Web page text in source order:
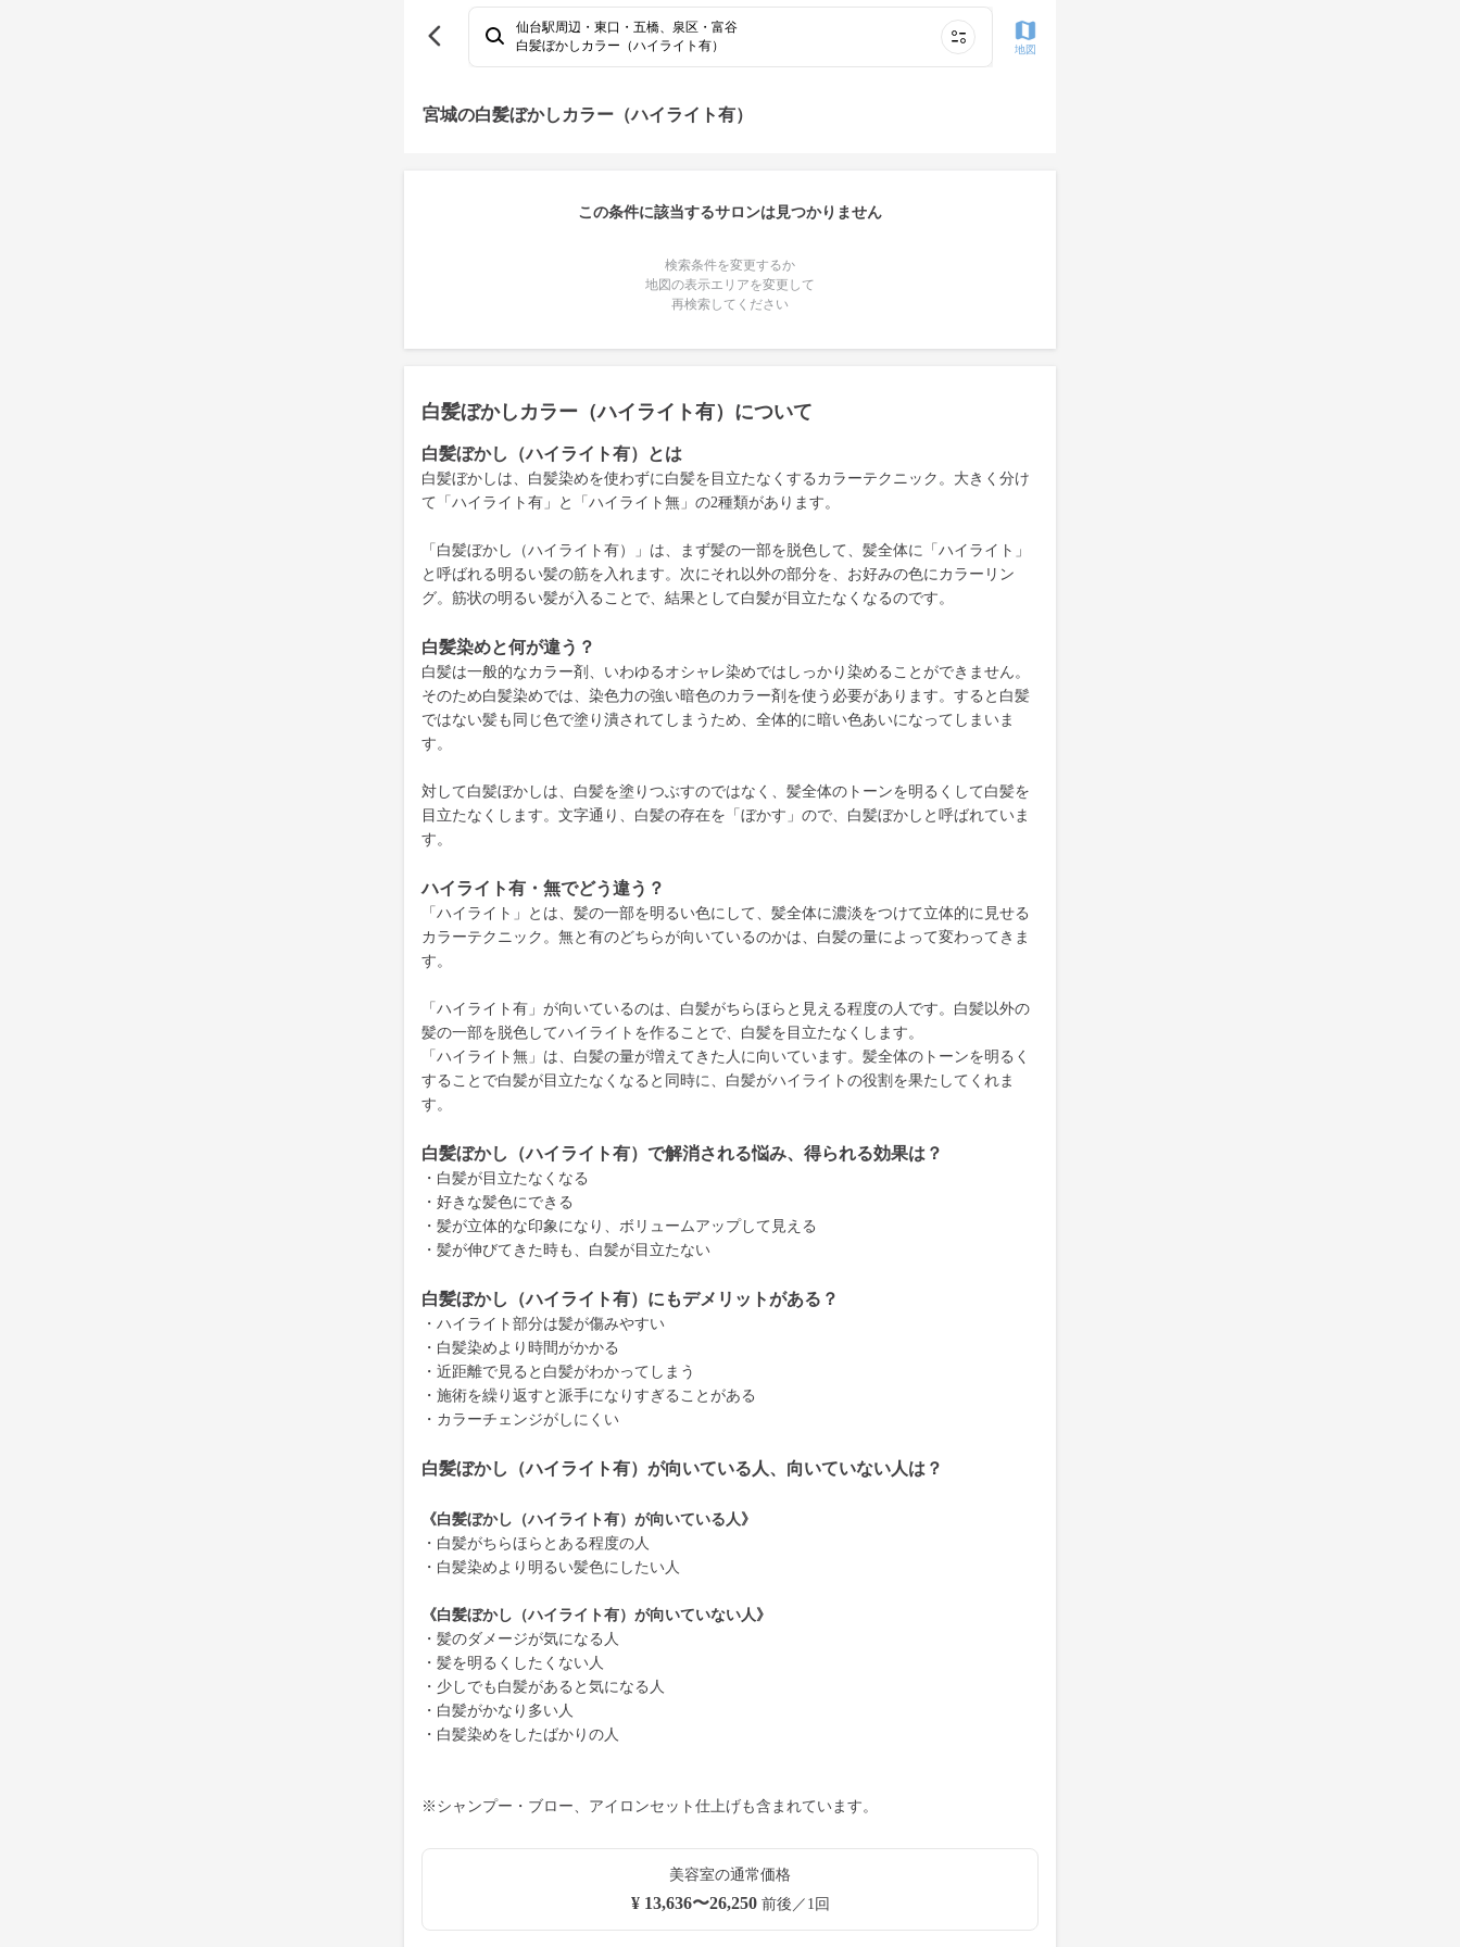
仙台駅周辺・東口・五橋、泉区・富谷
白髪ぼかしカラー（ハイライト有）
地図
宮城の白髪ぼかしカラー（ハイライト有）
この条件に該当するサロンは見つかりません
検索条件を変更するか
地図の表示エリアを変更して
再検索してください
白髪ぼかしカラー（ハイライト有）について
白髪ぼかし（ハイライト有）とは
白髪ぼかしは、白髪染めを使わずに白髪を目立たなくするカラーテクニック。大きく分け
て「ハイライト有」と「ハイライト無」の2種類があります。
「白髪ぼかし（ハイライト有）」は、まず髪の一部を脱色して、髪全体に「ハイライト」
と呼ばれる明るい髪の筋を入れます。次にそれ以外の部分を、お好みの色にカラーリン
グ。筋状の明るい髪が入ることで、結果として白髪が目立たなくなるのです。
白髪染めと何が違う？
白髪は一般的なカラー剤、いわゆるオシャレ染めではしっかり染めることができません。
そのため白髪染めでは、染色力の強い暗色のカラー剤を使う必要があります。すると白髪
ではない髪も同じ色で塗り潰されてしまうため、全体的に暗い色あいになってしまいま
す。
対して白髪ぼかしは、白髪を塗りつぶすのではなく、髪全体のトーンを明るくして白髪を
目立たなくします。文字通り、白髪の存在を「ぼかす」ので、白髪ぼかしと呼ばれていま
す。
ハイライト有・無でどう違う？
「ハイライト」とは、髪の一部を明るい色にして、髪全体に濃淡をつけて立体的に見せる
カラーテクニック。無と有のどちらが向いているのかは、白髪の量によって変わってきま
す。
「ハイライト有」が向いているのは、白髪がちらほらと見える程度の人です。白髪以外の
髪の一部を脱色してハイライトを作ることで、白髪を目立たなくします。
「ハイライト無」は、白髪の量が増えてきた人に向いています。髪全体のトーンを明るく
することで白髪が目立たなくなると同時に、白髪がハイライトの役割を果たしてくれま
す。
白髪ぼかし（ハイライト有）で解消される悩み、得られる効果は？
・白髪が目立たなくなる
・好きな髪色にできる
・髪が立体的な印象になり、ボリュームアップして見える
・髪が伸びてきた時も、白髪が目立たない
白髪ぼかし（ハイライト有）にもデメリットがある？
・ハイライト部分は髪が傷みやすい
・白髪染めより時間がかかる
・近距離で見ると白髪がわかってしまう
・施術を繰り返すと派手になりすぎることがある
・カラーチェンジがしにくい
白髪ぼかし（ハイライト有）が向いている人、向いていない人は？
《白髪ぼかし（ハイライト有）が向いている人》
・白髪がちらほらとある程度の人
・白髪染めより明るい髪色にしたい人
《白髪ぼかし（ハイライト有）が向いていない人》
・髪のダメージが気になる人
・髪を明るくしたくない人
・少しでも白髪があると気になる人
・白髪がかなり多い人
・白髪染めをしたばかりの人
※シャンプー・ブロー、アイロンセット仕上げも含まれています。
美容室の通常価格
¥ 13,636〜26,250前後／1回